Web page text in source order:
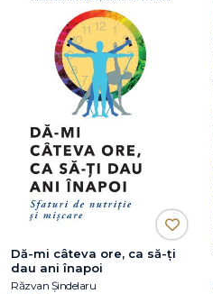
Dă-mi câteva ore, ca să-ţi
dau ani înapoi
Răzvan Șindelaru